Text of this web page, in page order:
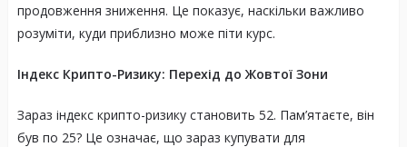
продовження зниження. Це показує, наскільки важливо
розуміти, куди приблизно може піти курс.
Індекс Крипто-Ризику: Перехід до Жовтої Зони
Зараз індекс крипто-ризику становить 52. Пам’ятаєте, він
був по 25? Це означає, що зараз купувати для